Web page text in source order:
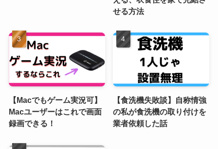
せる方法
【Macでもゲーム実況可】
Macユーザーはこれで画面
録画できる！
【食洗機失敗談】自称情強
の私が食洗機の取り付けを
業者依頼した話